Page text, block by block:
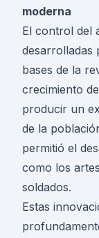
moderna
El control del
desarrolladas
bases de la
crecimiento
producir un
de la
permitió el
como los
soldados.
Estas